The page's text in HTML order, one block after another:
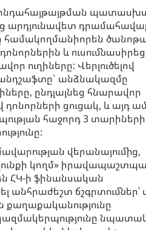
արդյունավետ
և
ուղիները: Վերլուծելով
անձնակազմը
ընդլայնեց հնարավոր
ցուցակ, և այդ
հաջորդ 3 տարիների
վերանայումից,
կողմ»
ՀԿ-ի ֆինանսական
անհրաժեշտ
քաղաքականությունը
նպատակ